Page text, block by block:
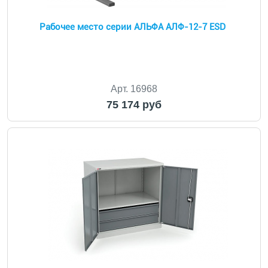
Рабочее место серии АЛЬФА АЛФ-12-7 ESD
Арт. 16968
75 174 руб